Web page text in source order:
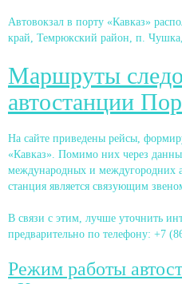
Автовокзал в порту «Кавказ»
край, Темрюкский район, п.
Маршруты
автостанции
На сайте приведены рейсы,
«Кавказ». Помимо них через
международных и междугородних
станция является связующим
В связи с этим, лучше уточнить
предварительно по телефону: +7
Режим работы